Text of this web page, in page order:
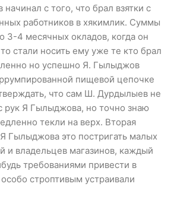
с того, что брал взятки с
работников в хякимлик. Суммы
3-4 месячных окладов, когда он
стали носить ему уже те кто брал
но успешно Я. Гылыджов
пищевой цепочке
что сам Ш. Дурдылыев не
рук Я Гылыджова, но точно знаю
текли на верх. Вторая
Гылыджова это постригать малых
и владельцев магазинов, каждый
требованиями привести в
строптивым устраивали